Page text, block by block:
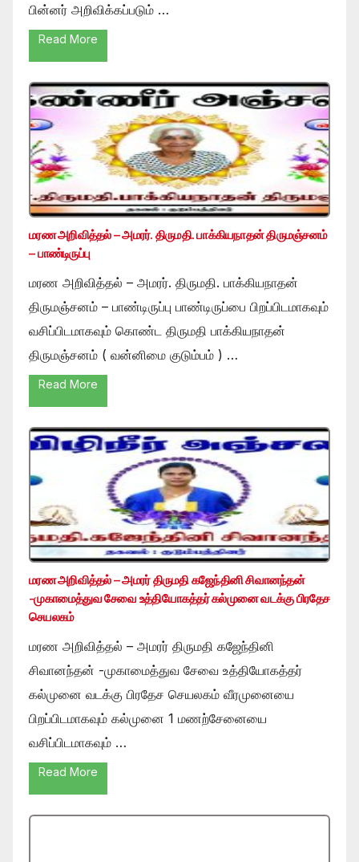
பின்னர் அறிவிக்கப்படும் …
Read More
மரண அறிவித்தல் – அமரர். திருமதி. பாக்கியநாதன் திருமஞ்சனம்
– பாண்டிருப்பு
மரண அறிவித்தல் – அமரர். திருமதி. பாக்கியநாதன்
திருமஞ்சனம் – பாண்டிருப்பு பாண்டிருப்பை பிறப்பிடமாகவும்
வசிப்பிடமாகவும் கொண்ட திருமதி பாக்கியநாதன்
திருமஞ்சனம் ( வன்னிமை குடும்பம் ) …
Read More
மரண அறிவித்தல் – அமரர் திருமதி கஜேந்தினி சிவானந்தன்
-முகாமைத்துவ சேவை உத்தியோகத்தர் கல்முனை வடக்கு பிரதேச
செயலகம்
மரண அறிவித்தல் – அமரர் திருமதி கஜேந்தினி
சிவானந்தன் -முகாமைத்துவ சேவை உத்தியோகத்தர்
கல்முனை வடக்கு பிரதேச செயலகம் வீரமுனையை
பிறப்பிடமாகவும் கல்முனை 1 மணற்சேனையை
வசிப்பிடமாகவும் …
Read More